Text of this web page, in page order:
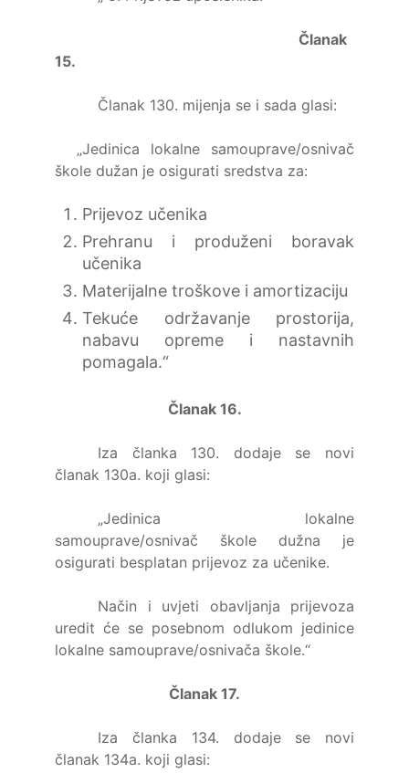
Članak
15.
Članak 130. mijenja se i sada glasi:
„Jedinica lokalne samouprave/osnivač
škole dužan je osigurati sredstva za:
Prijevoz učenika
Prehranu i produženi boravak
učenika
Materijalne troškove i amortizaciju
Tekuće održavanje prostorija,
nabavu opreme i nastavnih
pomagala.“
Članak 16.
Iza članka 130. dodaje se novi
članak 130a. koji glasi:
„Jedinica lokalne
samouprave/osnivač škole dužna je
osigurati besplatan prijevoz za učenike.
Način i uvjeti obavljanja prijevoza
uredit će se posebnom odlukom jedinice
lokalne samouprave/osnivača škole.“
Članak 17.
Iza članka 134. dodaje se novi
članak 134a. koji glasi: